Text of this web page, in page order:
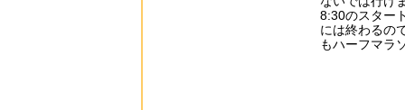
8:30のスター
には終わるの
もハーフマラ